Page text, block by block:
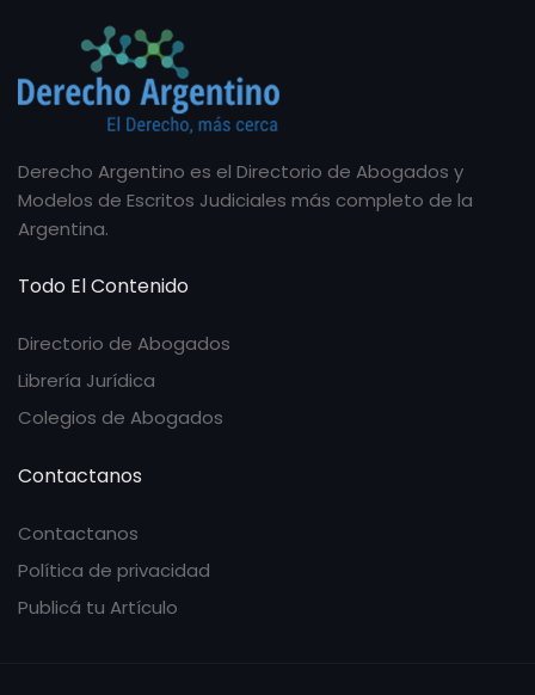
Derecho Argentino es el Directorio de Abogados y
Modelos de Escritos Judiciales más completo de la
Argentina.
Todo El Contenido
Directorio de Abogados
Librería Jurídica
Colegios de Abogados
Contactanos
Contactanos
Política de privacidad
Publicá tu Artículo